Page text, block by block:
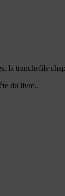
la tranchefile
du livre..